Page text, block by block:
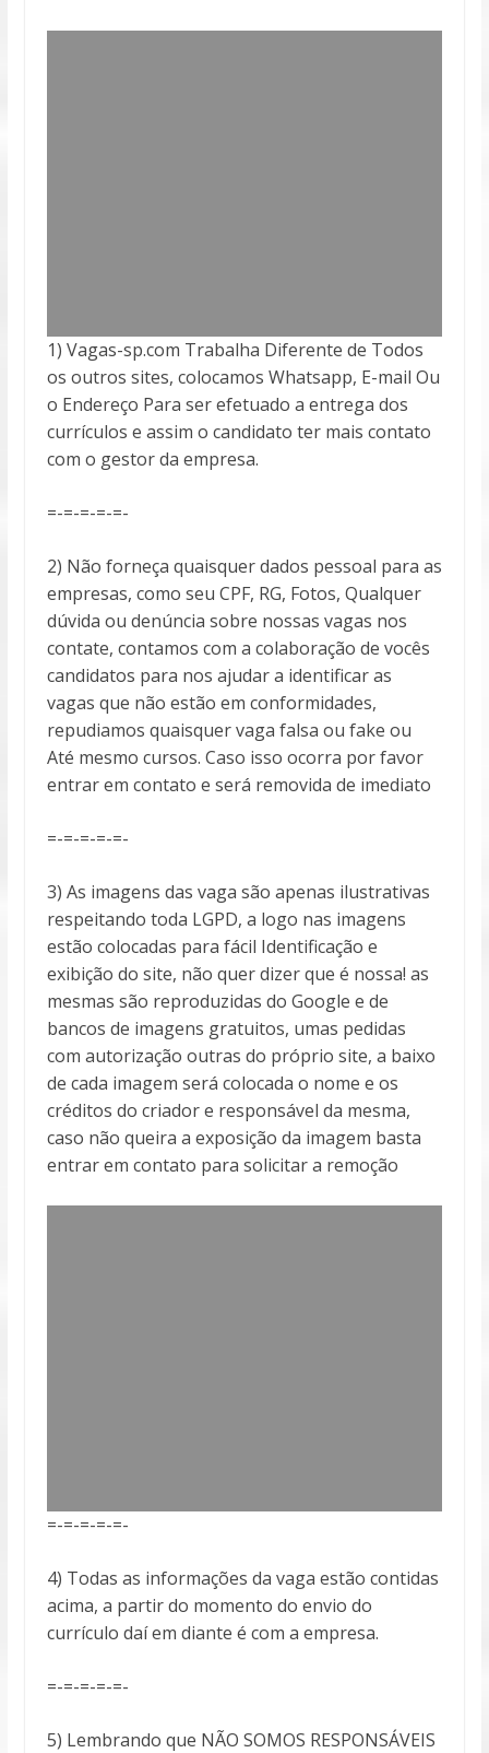
1) Vagas-sp.com Trabalha Diferente de Todos
os outros sites, colocamos Whatsapp, E-mail Ou
o Endereço Para ser efetuado a entrega dos
currículos e assim o candidato ter mais contato
com o gestor da empresa.
=-=-=-=-=-
2) Não forneça quaisquer dados pessoal para as
empresas, como seu CPF, RG, Fotos, Qualquer
dúvida ou denúncia sobre nossas vagas nos
contate, contamos com a colaboração de vocês
candidatos para nos ajudar a identificar as
vagas que não estão em conformidades,
repudiamos quaisquer vaga falsa ou fake ou
Até mesmo cursos. Caso isso ocorra por favor
entrar em contato e será removida de imediato
=-=-=-=-=-
3) As imagens das vaga são apenas ilustrativas
respeitando toda LGPD, a logo nas imagens
estão colocadas para fácil Identificação e
exibição do site, não quer dizer que é nossa! as
mesmas são reproduzidas do Google e de
bancos de imagens gratuitos, umas pedidas
com autorização outras do próprio site, a baixo
de cada imagem será colocada o nome e os
créditos do criador e responsável da mesma,
caso não queira a exposição da imagem basta
entrar em contato para solicitar a remoção
=-=-=-=-=-
4) Todas as informações da vaga estão contidas
acima, a partir do momento do envio do
currículo daí em diante é com a empresa.
=-=-=-=-=-
5) Lembrando que NÃO SOMOS RESPONSÁVEIS